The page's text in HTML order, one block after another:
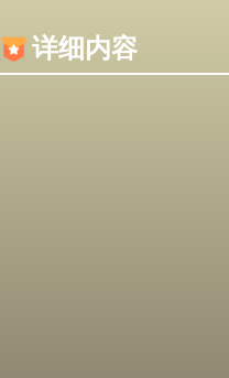
详细内容